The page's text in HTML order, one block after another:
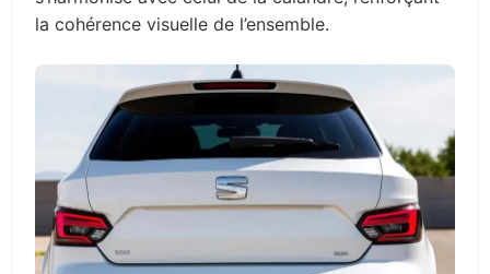
la cohérence visuelle de l’ensemble.